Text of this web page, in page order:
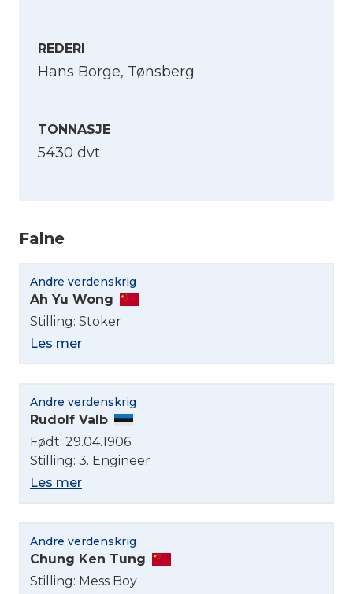
japanerne og ble internert til september
1945.
REDERI
Hans Borge, Tønsberg
TONNASJE
5430 dvt
Falne
Andre verdenskrig
Ah Yu Wong
Stilling: Stoker
Les mer
Andre verdenskrig
Rudolf Valb
Født: 29.04.1906
Stilling: 3. Engineer
Les mer
Andre verdenskrig
Chung Ken Tung
Stilling: Mess Boy